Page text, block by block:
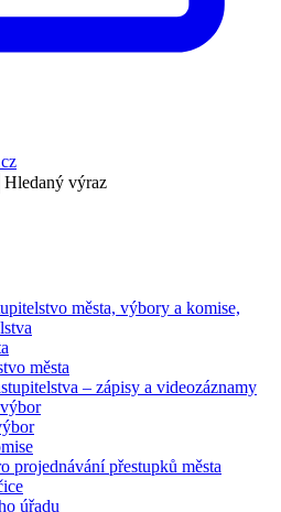
Hledaný výraz
města, výbory a komise,
města
– zápisy a videozáznamy
projednávání přestupků města
úřadu